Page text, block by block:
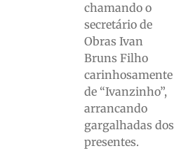
chamando o
secretário de
Obras Ivan
Bruns Filho
carinhosamente
de “Ivanzinho”,
arrancando
gargalhadas dos
presentes.